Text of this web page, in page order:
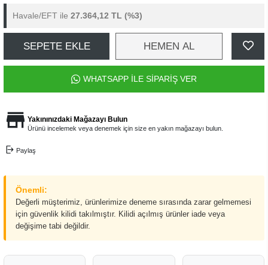
Havale/EFT ile 27.364,12 TL (%3)
SEPETE EKLE HEMEN AL
WHATSAPP İLE SİPARİŞ VER
Yakınınızdaki Mağazayı Bulun
Ürünü incelemek veya denemek için size en yakın mağazayı bulun.
Paylaş
Önemli:
Değerli müşterimiz, ürünlerimize deneme sırasında zarar gelmemesi
için güvenlik kilidi takılmıştır. Kilidi açılmış ürünler iade veya
değişime tabi değildir.